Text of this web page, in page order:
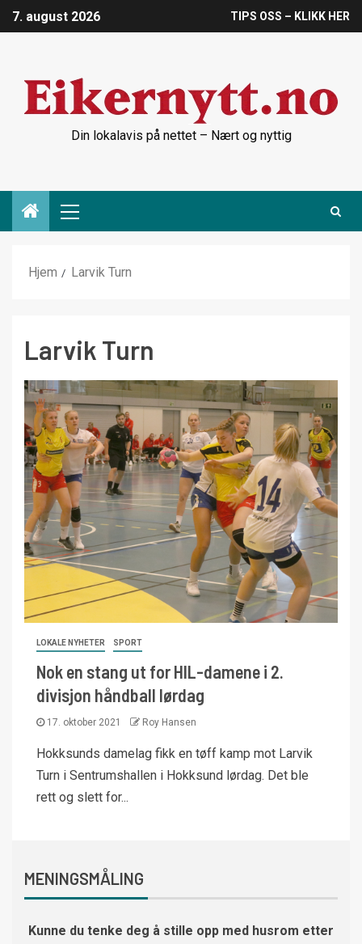
7. august 2026 TIPS OSS – KLIKK HER
Din lokalavis på nettet – Nært og nyttig
Hjem Larvik Turn
Larvik Turn
LOKALE NYHETER SPORT
Nok en stang ut for HIL-damene i 2.
divisjon håndball lørdag
17. oktober 2021 Roy Hansen
Hokksunds damelag fikk en tøff kamp mot Larvik
Turn i Sentrumshallen i Hokksund lørdag. Det ble
rett og slett for...
MENINGSMÅLING
Kunne du tenke deg å stille opp med husrom etter